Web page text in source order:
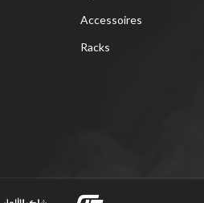
Accessoires
Racks